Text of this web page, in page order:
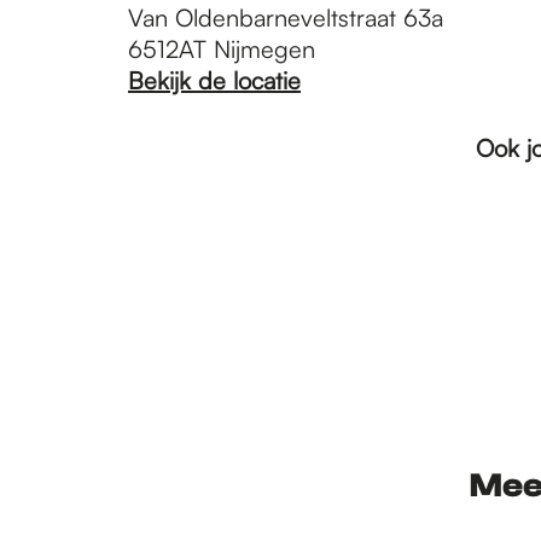
Van Oldenbarneveltstraat 63a
6512AT Nijmegen
Bekijk de locatie
Ook